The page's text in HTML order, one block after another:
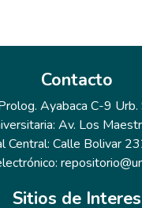
Contacto
Ayabaca C-9 Urb.
Av. Los
Central: Calle Bolivar
Sitios de Interes